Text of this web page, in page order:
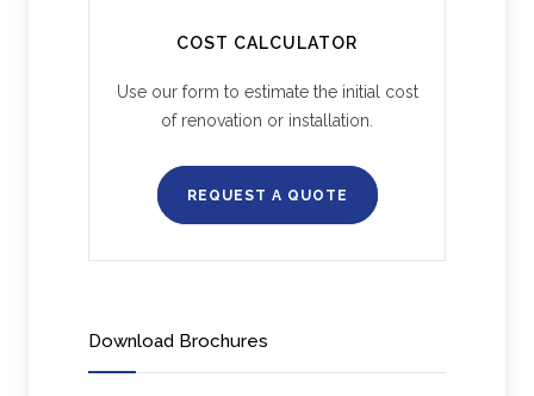
COST CALCULATOR
Use our form to estimate the initial cost
of renovation or installation.
REQUEST A QUOTE
Download Brochures